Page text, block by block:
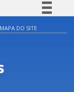
informação
MAPA DO SITE